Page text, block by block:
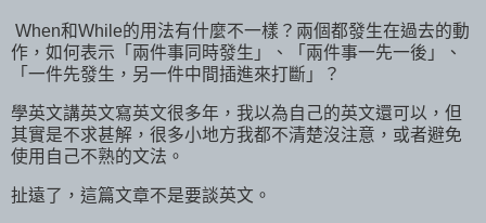
When和While的用法有什麼不一樣？兩個都發生在過去的動
作，如何表示「兩件事同時發生」、「兩件事一先一後」、
「一件先發生，另一件中間插進來打斷」？
學英文講英文寫英文很多年，我以為自己的英文還可以，但
其實是不求甚解，很多小地方我都不清楚沒注意，或者避免
使用自己不熟的文法。
扯遠了，這篇文章不是要談英文。